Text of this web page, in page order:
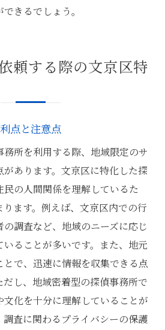
きるでしょう。
頼する際の文京区特
点と注意点
所を利用する際、地域限定のサ
あります。文京区に特化した探
の人間関係を理解しているた
ます。例えば、文京区内での行
調査など、地域のニーズに応じ
ることが多いです。また、地元
とで、迅速に情報を収集できる点
だし、地域密着型の探偵事務所で
文化を十分に理解していることが
査に関わるプライバシーの保護